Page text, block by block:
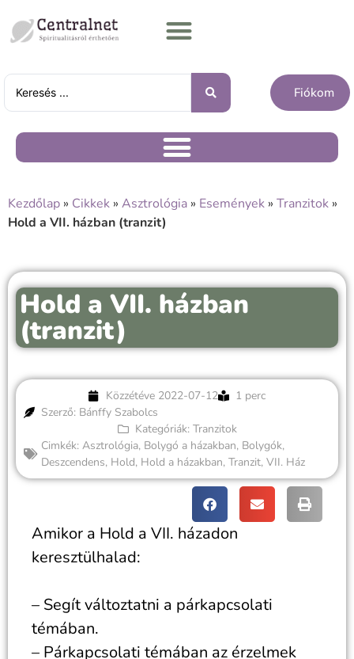
Fiókom
Kezdőlap » Cikkek » Asztrológia » Események » Tranzitok »
Hold a VII. házban (tranzit)
Hold a VII. házban
(tranzit)
Közzétéve 2022-07-12
1 perc
Szerző: Bánffy Szabolcs
Kategóriák: Tranzitok
Cimkék: Asztrológia, Bolygó a házakban, Bolygók,
Deszcendens, Hold, Hold a házakban, Tranzit, VII. Ház
Amikor a Hold a VII. házadon
keresztülhalad:
– Segít változtatni a párkapcsolati
témában.
– Párkapcsolati témában az érzelmek